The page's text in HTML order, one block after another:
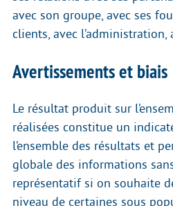
avec son groupe, avec ses
clients, avec l’administration,
Avertissements et biais
Le résultat produit sur
réalisées constitue un
l’ensemble des résultats et
globale des informations
représentatif si on souhaite
niveau de certaines sous